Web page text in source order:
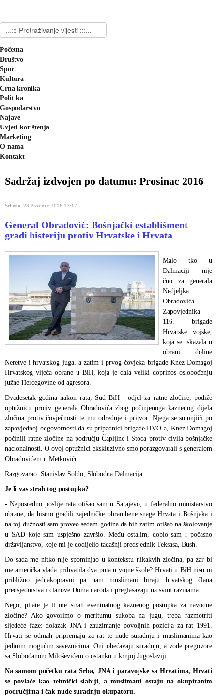
Početna
Društvo
Sport
Kultura
Crna kronika
Politika
Gospodarstvo
Najave
Uvjeti korištenja
Marketing
O nama
Kontakt
Sadržaj izdvojen po datumu: Prosinac 2016
Srijeda, 28 Prosinac 2016 13:17
General Obradović: Bošnjački establišment
gradi histeriju protiv Hrvatske i Hrvata
Malo tko u
Dalmaciji nije
čuo za generala
Nedjeljka
Obradovića.
Zapovjednika
116. brigade
Hrvatske vojske,
koja se iskazala u
obrani doline
Neretve i hrvatskog juga, a zatim i prvog čovjeka brigade Knez Domagoj
Hrvatskog vijeća obrane u BiH, koja je dala veliki doprinos oslobođenju
južne Hercegovine od agresora.
Dvadesetak godina nakon rata, Sud BiH - odjel za ratne zločine, podiže
optužnicu protiv generala Obradovića zbog počinjenoga kaznenog dijela
zločina protiv čovječnosti te mu određuje i pritvor. Njega se sumnjiči po
zapovjednoj odgovornosti da su pripadnici brigade HVO-a, Knez Domagoj
počinili ratne zločine na području Čapljine i Stoca protiv civila bošnjačke
nacionalnosti. O ovoj optužnici ekskluzivno smo porazgovarali s generalom
Obradovićem u Metkoviću.
Razgovarao: Stanislav Soldo, Slobodna Dalmacija
Je li vas strah tog postupka?
- Neposredno poslije rata otišao sam u Sarajevo, u federalno ministarstvo
obrane, da bismo gradili zajedničke obrambene snage Hrvata i Bošnjaka i
na toj dužnosti sam proveo sedam godina da bih zatim otišao na školovanje
u SAD koje sam uspješno završio. Među ostalim, dobio sam i počasno
državljanstvo, koje mi je dodijelio tadašnji predsjednik Teksasa, Bush.
Do sada me nitko nije spominjao u kontekstu nikakvih zločina, pa zar bi
me američka vlada prihvatila dva puta u vojne škole? Hrvati u BiH nisu ni
približno jednakopravni pa nam muslimani biraju hrvatskog člana
predsjedništva i članove Doma naroda i preglasavaju na svim razinama...
Nego, pitate je li me strah eventualnog kaznenog postupka za navodne
zločine? Ako govorimo o meritumu sukoba na jugu, treba razmotriti
sljedeće faze: dolazak JNA i zauzimanje povoljnih pozicija za rat 1991.
Hrvati se odmah pripremaju za rat te nude suradnju i muslimanima kao
jedinim mogućim saveznicima. Oni obećavaju suradnju, a vode pregovore
sa Slobodanom Miloševićem o ostanku u krnjoj Jugoslaviji.
Na samom početku rata Srba, JNA i paravojske sa Hrvatima, Hrvati
se povlače kao tehnički slabiji, a muslimani ostaju na okupiranim
područjima i čak nude suradnju okupatoru.